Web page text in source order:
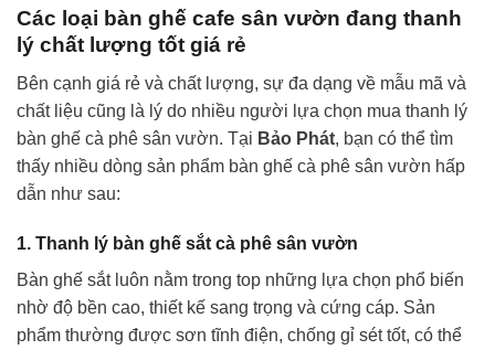
Các loại bàn ghế cafe sân vườn đang thanh
lý chất lượng tốt giá rẻ
Bên cạnh giá rẻ và chất lượng, sự đa dạng về mẫu mã và
chất liệu cũng là lý do nhiều người lựa chọn mua thanh lý
bàn ghế cà phê sân vườn. Tại Bảo Phát, bạn có thể tìm
thấy nhiều dòng sản phẩm bàn ghế cà phê sân vườn hấp
dẫn như sau:
1. Thanh lý bàn ghế sắt cà phê sân vườn
Bàn ghế sắt luôn nằm trong top những lựa chọn phổ biến
nhờ độ bền cao, thiết kế sang trọng và cứng cáp. Sản
phẩm thường được sơn tĩnh điện, chống gỉ sét tốt, có thể